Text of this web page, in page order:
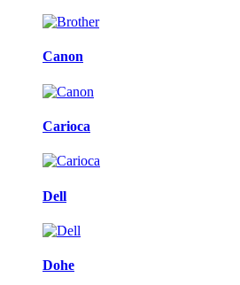
Canon
Carioca
Dell
Dohe